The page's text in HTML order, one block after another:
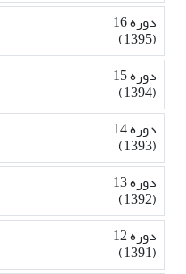
دوره 16
(1395)
دوره 15
(1394)
دوره 14
(1393)
دوره 13
(1392)
دوره 12
(1391)